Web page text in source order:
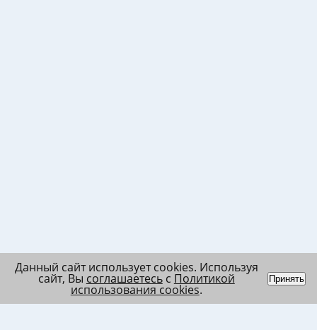
Данный сайт использует cookies. Используя
сайт, Вы соглашаетесьс Политикой
использования cookies.
Принять